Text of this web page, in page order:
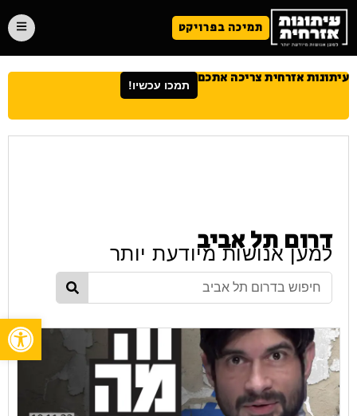
תמיכה בפרויקט
עיתונות אזרחית צריכה אתכם תמכו עכשיו!
דרום תל אביב
למען אנושות מיודעת יותר